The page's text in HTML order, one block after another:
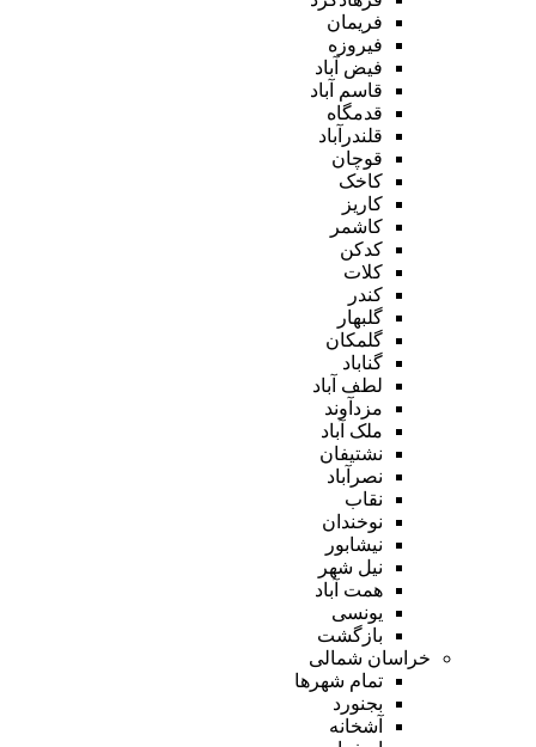
فریمان
فیروزه
فیض آباد
قاسم آباد
قدمگاه
قلندرآباد
قوچان
کاخک
کاریز
کاشمر
کدکن
کلات
کندر
گلبهار
گلمکان
گناباد
لطف آباد
مزدآوند
ملک آباد
نشتیفان
نصرآباد
نقاب
نوخندان
نیشابور
نیل شهر
همت آباد
یونسی
بازگشت
خراسان شمالی
تمام شهر‌ها
بجنورد
آشخانه